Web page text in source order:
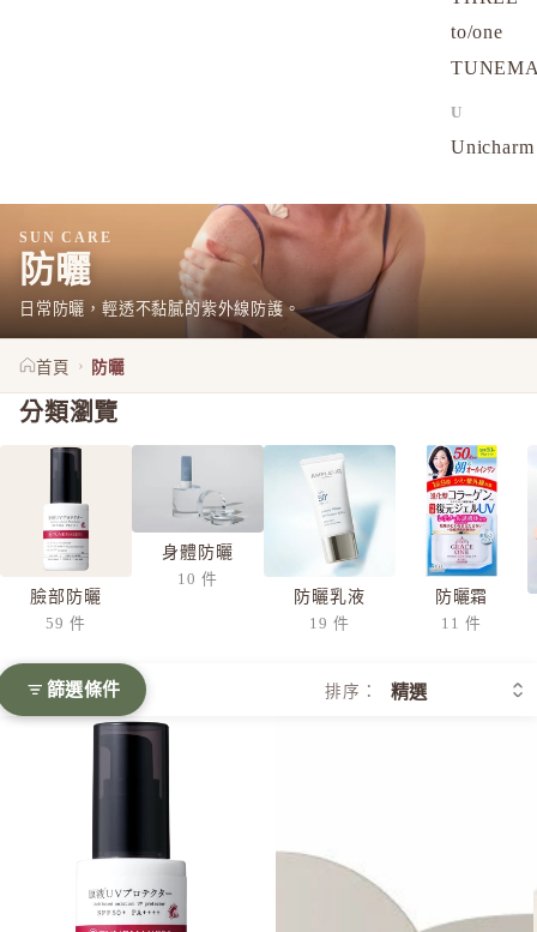
to/one
U
SUN CARE
防曬
日常防曬，輕透不黏膩的紫外線防護。
首頁 › 防曬
分類瀏覽
臉部防曬
59 件
身體防曬
10 件
防曬乳液
19 件
防曬霜
11 件
篩選條件 排序：
TUNEMAKERS 富勒烯原液防曬乳 SPF50 pa++++ 30mL